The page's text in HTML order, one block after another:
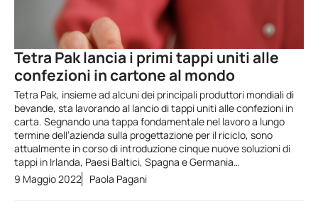
Tetra Pak lancia i primi tappi uniti alle
confezioni in cartone al mondo
Tetra Pak, insieme ad alcuni dei principali produttori mondiali di
bevande, sta lavorando al lancio di tappi uniti alle confezioni in
carta. Segnando una tappa fondamentale nel lavoro a lungo
termine dell’azienda sulla progettazione per il riciclo, sono
attualmente in corso di introduzione cinque nuove soluzioni di
tappi in Irlanda, Paesi Baltici, Spagna e Germania…
9 Maggio 2022
Paola Pagani